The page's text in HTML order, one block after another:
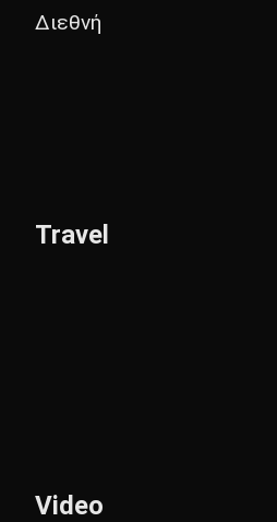
Διεθνή
Travel
Video